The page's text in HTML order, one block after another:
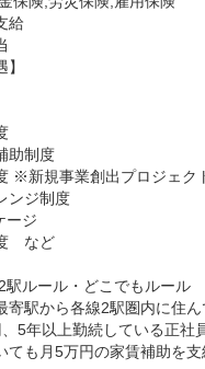
給
助制度
※新規事業創出プロジェク
ンジ制度
ージ
　など
ルール・どこでもルール
寄駅から各線2駅圏内に住
5年以上勤続している正社
ても月5万円の家賃補助を支